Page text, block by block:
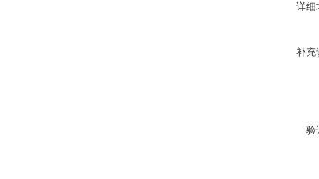
详细
补充
验